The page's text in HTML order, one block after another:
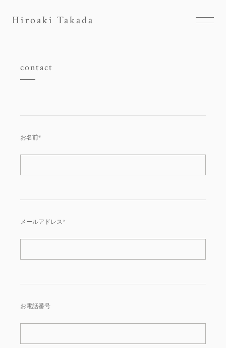
Hiroaki Takada
contact
お名前*
メールアドレス*
お電話番号